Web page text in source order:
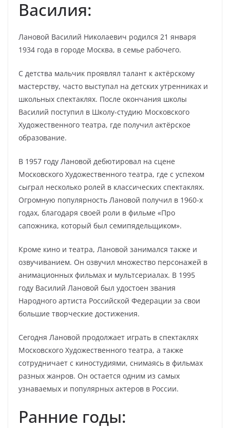
Василия:
Лановой Василий Николаевич родился 21 января
1934 года в городе Москва, в семье рабочего.
С детства мальчик проявлял талант к актёрскому
мастерству, часто выступал на детских утренниках и
школьных спектаклях. После окончания школы
Василий поступил в Школу-студию Московского
Художественного театра, где получил актёрское
образование.
В 1957 году Лановой дебютировал на сцене
Московского Художественного театра, где с успехом
сыграл несколько ролей в классических спектаклях.
Огромную популярность Лановой получил в 1960-х
годах, благодаря своей роли в фильме «Про
сапожника, который был семипядельщиком».
Кроме кино и театра, Лановой занимался также и
озвучиванием. Он озвучил множество персонажей в
анимационных фильмах и мультсериалах. В 1995
году Василий Лановой был удостоен звания
Народного артиста Российской Федерации за свои
большие творческие достижения.
Сегодня Лановой продолжает играть в спектаклях
Московского Художественного театра, а также
сотрудничает с киностудиями, снимаясь в фильмах
разных жанров. Он остается одним из самых
узнаваемых и популярных актеров в России.
Ранние годы: